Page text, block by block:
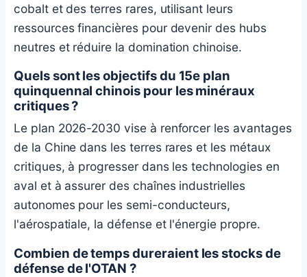
cobalt et des terres rares, utilisant leurs
ressources financières pour devenir des hubs
neutres et réduire la domination chinoise.
Quels sont les objectifs du 15e plan
quinquennal chinois pour les minéraux
critiques ?
Le plan 2026-2030 vise à renforcer les avantages
de la Chine dans les terres rares et les métaux
critiques, à progresser dans les technologies en
aval et à assurer des chaînes industrielles
autonomes pour les semi-conducteurs,
l'aérospatiale, la défense et l'énergie propre.
Combien de temps dureraient les stocks de
défense de l'OTAN ?